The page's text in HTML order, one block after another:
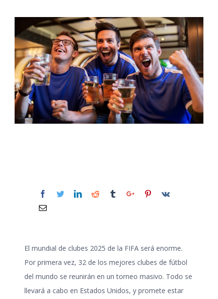
El mundial de clubes 2025 de la FIFA será enorme.
Por primera vez, 32 de los mejores clubes de fútbol
del mundo se reunirán en un torneo masivo. Todo se
llevará a cabo en Estados Unidos, y promete estar